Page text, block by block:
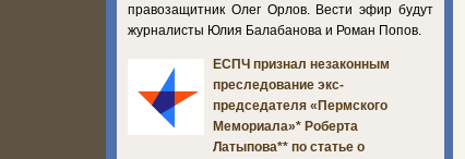
правозащитник Олег Орлов. Вести эфир будут
журналисты Юлия Балабанова и Роман Попов.
ЕСПЧ признал незаконным
преследование экс-
председателя «Пермского
Мемориала»* Роберта
Латыпова** по статье о